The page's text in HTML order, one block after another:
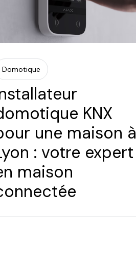
Domotique
KNX
une maison à
: votre expert
maison